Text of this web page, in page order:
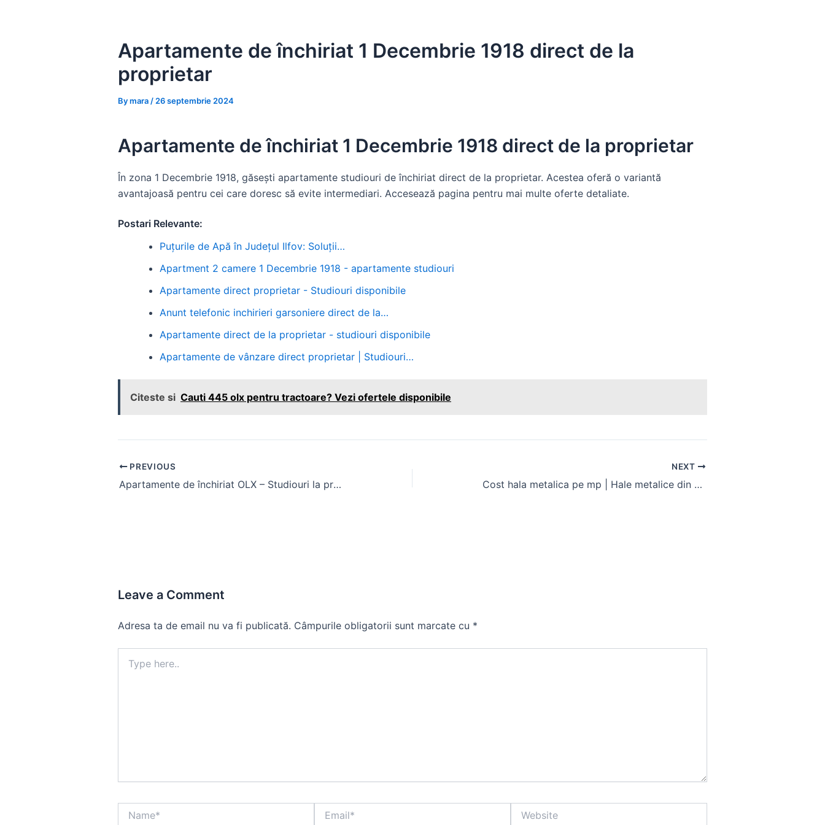
Apartamente de închiriat 1 Decembrie 1918 direct de la
proprietar
Bymara / 26 septembrie 2024
Apartamente de închiriat 1 Decembrie 1918 direct de la proprietar
În zona 1 Decembrie 1918, găsești apartamente studiouri de închiriat direct de la proprietar. Acestea oferă o variantă
avantajoasă pentru cei care doresc să evite intermediari. Accesează pagina pentru mai multe oferte detaliate.
Postari Relevante:
Puțurile de Apă în Județul Ilfov: Soluții…
Apartment 2 camere 1 Decembrie 1918 - apartamente studiouri
Apartamente direct proprietar - Studiouri disponibile
Anunt telefonic inchirieri garsoniere direct de la…
Apartamente direct de la proprietar - studiouri disponibile
Apartamente de vânzare direct proprietar | Studiouri…
Citeste si Cauti 445 olx pentru tractoare? Vezi ofertele disponibile
Post
navigation
PREVIOUS
Apartamente de închiriat OLX – Studiouri la prețuri accesibile
NEXT
Cost hala metalica pe mp | Hale metalice din Romania
Leave a Comment
Adresa ta de email nu va fi publicată. Câmpurile obligatorii sunt marcate cu *
here..